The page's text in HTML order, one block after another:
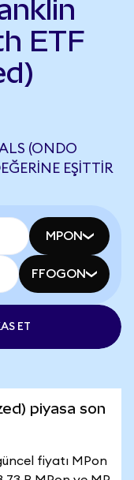
ETF
(ONDO
EŞITTIR
MPON
FFOGON
ET
piyasa son
fiyatı MPon